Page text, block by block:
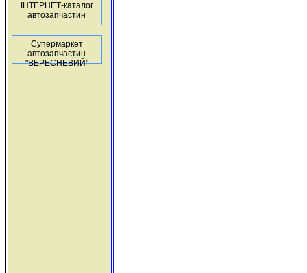
ІНТЕРНЕТ-каталог
автозапчастин
Супермаркет
автозапчастин
"ВЕРЕСНЕВИЙ"